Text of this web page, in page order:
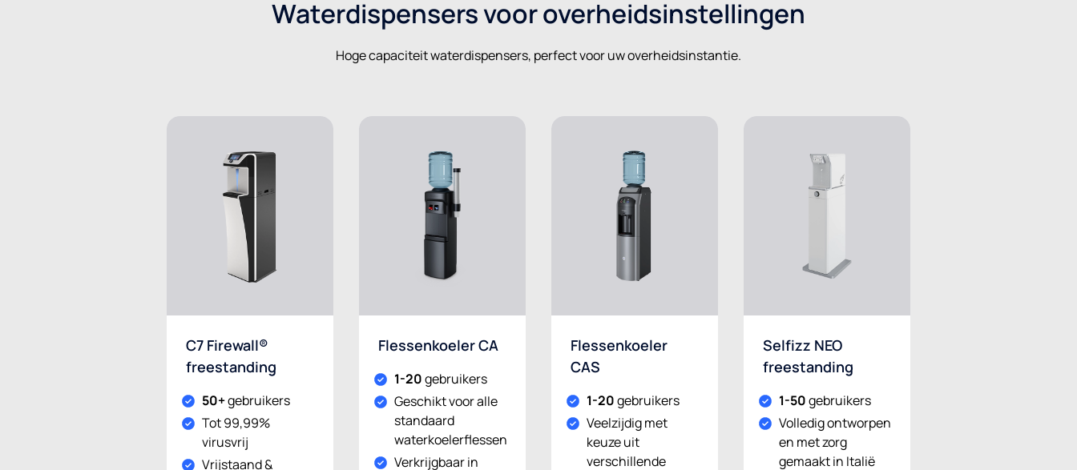
Waterdispensers voor overheidsinstellingen
Hoge capaciteit waterdispensers, perfect voor uw overheidsinstantie.
C7 Firewall®
freestanding
50+gebruikers
Tot 99,99%
virusvrij
Vrijstaand &
Flessenkoeler CA
1-20gebruikers
Geschikt voor alle
standaard
waterkoelerflessen
Verkrijgbaar in
Flessenkoeler
CAS
1-20gebruikers
Veelzijdig met
keuze uit
verschillende
Selfizz NEO
freestanding
1-50gebruikers
Volledig ontworpen
en met zorg
gemaakt in Italië